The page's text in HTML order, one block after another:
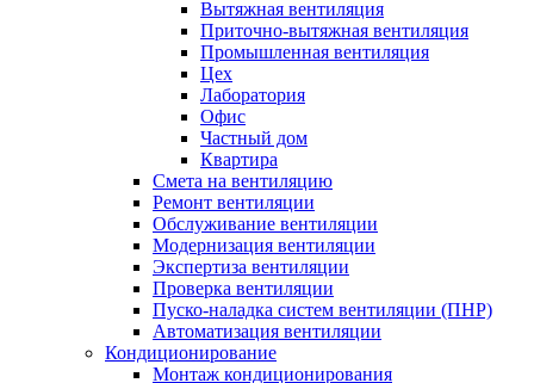
Вытяжная вентиляция
Приточно-вытяжная вентиляция
Промышленная вентиляция
Цех
Лаборатория
Офис
Частный дом
Квартира
Смета на вентиляцию
Ремонт вентиляции
Обслуживание вентиляции
Модернизация вентиляции
Экспертиза вентиляции
Проверка вентиляции
Пуско-наладка систем вентиляции (ПНР)
Автоматизация вентиляции
Кондиционирование
Монтаж кондиционирования